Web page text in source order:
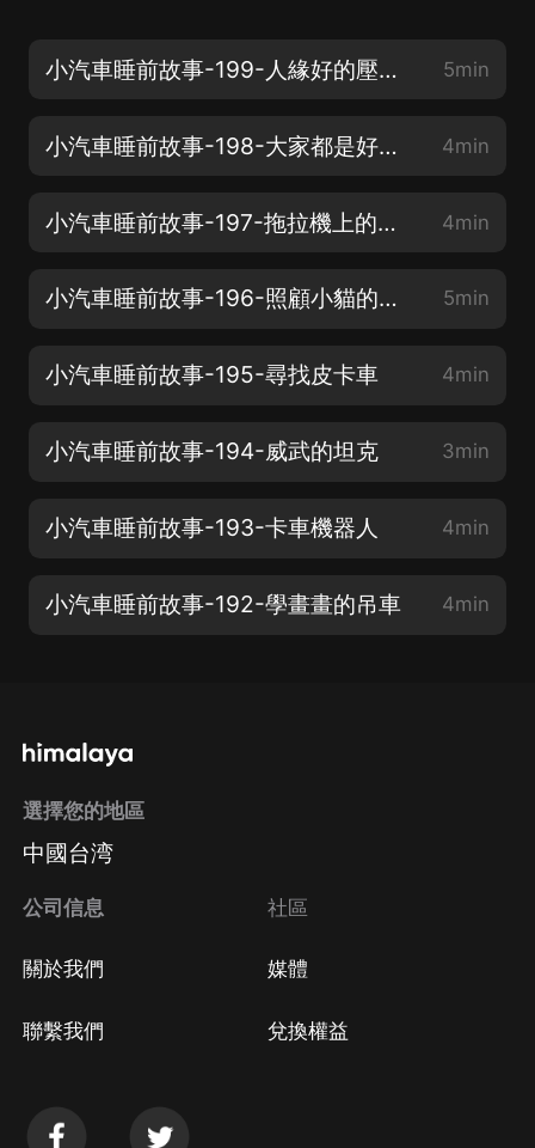
小汽車睡前故事-199-人緣好的壓路機(完） 5min
小汽車睡前故事-198-大家都是好朋友 4min
小汽車睡前故事-197-拖拉機上的笑臉 4min
小汽車睡前故事-196-照顧小貓的吊車 5min
小汽車睡前故事-195-尋找皮卡車 4min
小汽車睡前故事-194-威武的坦克 3min
小汽車睡前故事-193-卡車機器人 4min
小汽車睡前故事-192-學畫畫的吊車 4min
選擇您的地區
中國台湾
公司信息
關於我們
聯繫我們
社區
媒體
兌換權益